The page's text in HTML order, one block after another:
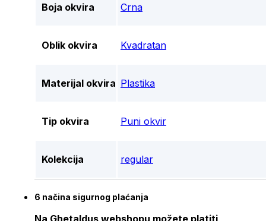
Boja okvira Crna
Oblik okvira Kvadratan
Materijal okvira Plastika
Tip okvira Puni okvir
Kolekcija regular
6 načina sigurnog plaćanja